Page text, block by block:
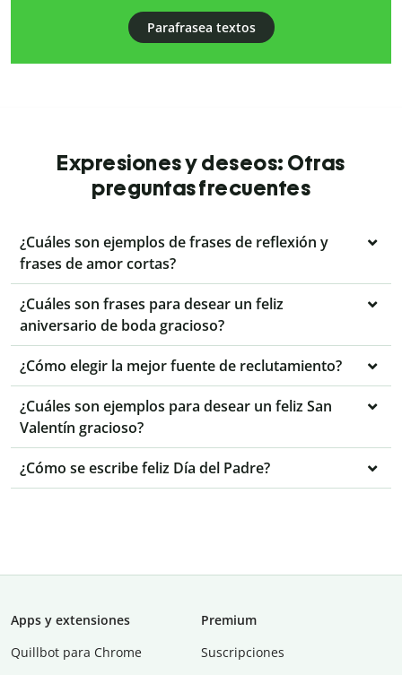
Parafrasea textos
Expresiones y deseos: Otras
preguntas frecuentes
¿Cuáles son ejemplos de frases de reflexión y
frases de amor cortas?
¿Cuáles son frases para desear un feliz
aniversario de boda gracioso?
¿Cómo elegir la mejor fuente de reclutamiento?
¿Cuáles son ejemplos para desear un feliz San
Valentín gracioso?
¿Cómo se escribe feliz Día del Padre?
Apps y extensiones
Quillbot para Chrome
Premium
Suscripciones